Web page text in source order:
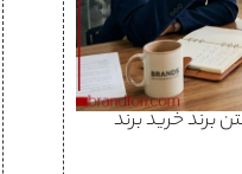
خرید برند